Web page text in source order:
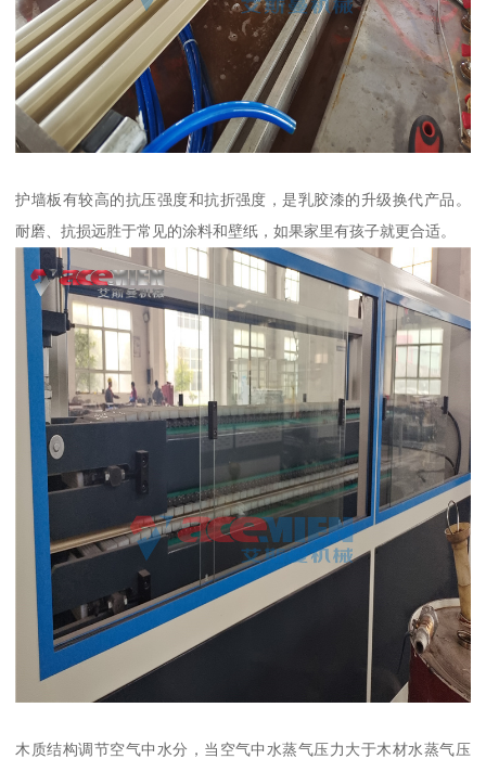
护墙板有较高的抗压强度和抗折强度，是乳胶漆的升级换代产品。
耐磨、抗损远胜于常见的涂料和壁纸，如果家里有孩子就更合适。
木质结构调节空气中水分，当空气中水蒸气压力大于木材水蒸气压